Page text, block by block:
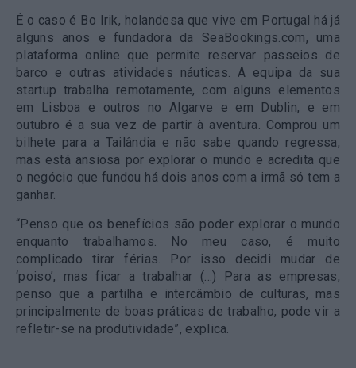
É o caso é Bo Irik, holandesa que vive em Portugal há já
alguns anos e fundadora da SeaBookings.com, uma
plataforma online que permite reservar passeios de
barco e outras atividades náuticas. A equipa da sua
startup trabalha remotamente, com alguns elementos
em Lisboa e outros no Algarve e em Dublin, e em
outubro é a sua vez de partir à aventura. Comprou um
bilhete para a Tailândia e não sabe quando regressa,
mas está ansiosa por explorar o mundo e acredita que
o negócio que fundou há dois anos com a irmã só tem a
ganhar.
“Penso que os benefícios são poder explorar o mundo
enquanto trabalhamos. No meu caso, é muito
complicado tirar férias. Por isso decidi mudar de
‘poiso’, mas ficar a trabalhar (…) Para as empresas,
penso que a partilha e intercâmbio de culturas, mas
principalmente de boas práticas de trabalho, pode vir a
refletir-se na produtividade”, explica.